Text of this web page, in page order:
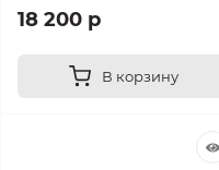
18 200 р
В корзину